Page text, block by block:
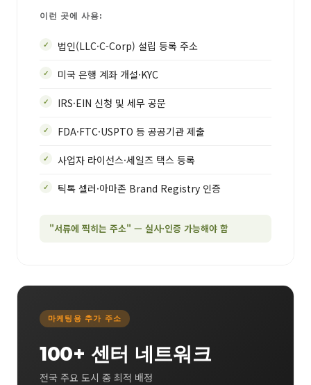
이런 곳에 사용:
법인(LLC·C-Corp) 설립 등록 주소
미국 은행 계좌 개설·KYC
IRS·EIN 신청 및 세무 공문
FDA·FTC·USPTO 등 공공기관 제출
사업자 라이선스·세일즈 택스 등록
틱톡 셀러·아마존 Brand Registry 인증
"서류에 찍히는 주소" — 실사·인증 가능해야 함
마케팅용 추가 주소
100+ 센터 네트워크
전국 주요 도시 중 최적 배정